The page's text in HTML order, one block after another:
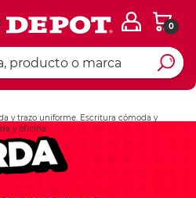
0
y trazo uniforme. Escritura cómoda y
y oficina.
Ingresar Codigo